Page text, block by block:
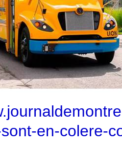
en-colere-